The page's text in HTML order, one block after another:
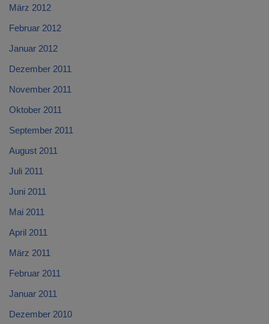
März 2012
Februar 2012
Januar 2012
Dezember 2011
November 2011
Oktober 2011
September 2011
August 2011
Juli 2011
Juni 2011
Mai 2011
April 2011
März 2011
Februar 2011
Januar 2011
Dezember 2010